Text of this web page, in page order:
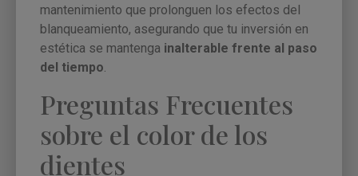
mantenimiento que prolonguen los efectos del
blanqueamiento, asegurando que tu inversión en
estética se mantenga inalterable frente al paso
del tiempo.
Preguntas Frecuentes
sobre el color de los
dientes